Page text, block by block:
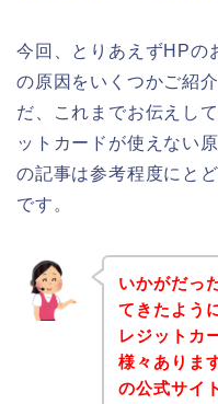
今回、とりあえずHPの
の原因をいくつかご紹
だ、これまでお伝えし
ットカードが使えない
の記事は参考程度にと
です。
いかがだっ
てきたよう
レジットカ
様々ありま
の公式サイ